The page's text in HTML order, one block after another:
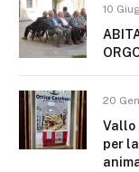
10
20
Vallo
per